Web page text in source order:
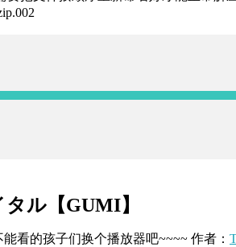
ル【GUMI】
看的孩子们换个播放器吧~~~~ 作者：